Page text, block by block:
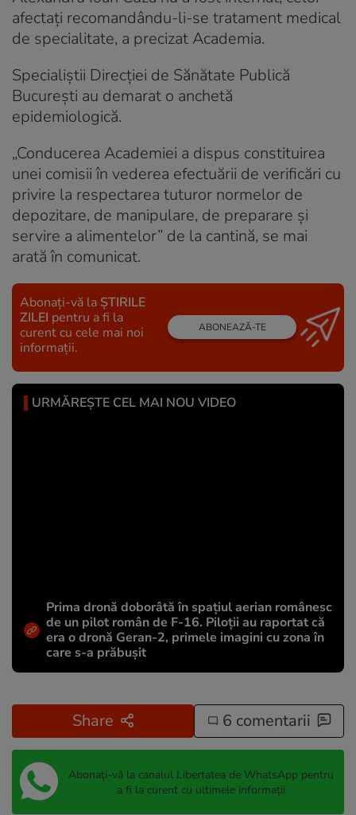
afectați recomandându-li-se tratament medical
de specialitate, a precizat Academia.
Specialiștii Direcției de Sănătate Publică
București au demarat o anchetă
epidemiologică.
„Conducerea Academiei a dispus constituirea
unei comisii în vederea efectuării de verificări cu
privire la respectarea tuturor normelor de
depozitare, de manipulare, de preparare și
servire a alimentelor” de la cantină, se mai
arată în comunicat.
Abonați-vă la ȘTIRILE
ZILEI pentru a fi la
curent cu cele mai noi
informații.
ABONEAZĂ-TE
URMĂREȘTE CEL MAI NOU VIDEO
Prima dronă doborâtă în spațiul aerian românesc
de un pilot român de F-16. Piloții au raportat că
era o dronă Geran-2, primele imagini cu zona în
care s-a prăbușit
Share 6 comentarii
Abonați-vă la canalul Libertatea de WhatsApp pentru
a fi la curent cu ultimele informații